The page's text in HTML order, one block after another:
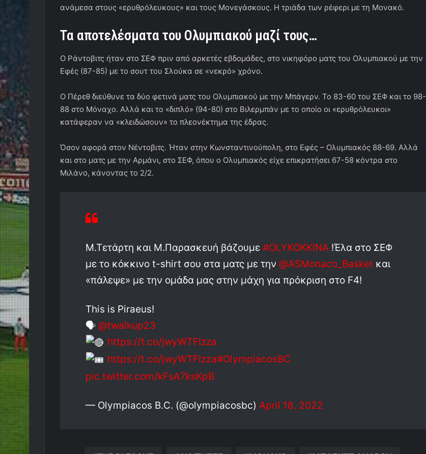
ανάμεσα στους «ερυθρόλευκους» και τους Μονεγάσκους. Η τριάδα των ρέφερι με τη Μονακό.
Τα αποτελέσματα του Ολυμπιακού μαζί τους…
Ο Ράντοβιτς ήταν στο ΣΕΦ πριν από αρκετές εβδομάδες, στο νικηφόρο ματς του Ολυμπιακού με την
Εφές (87-85) με το σουτ του Σλούκα σε «νεκρό» χρόνο.
Ο Πέρεθ διεύθυνε τα δύο φετινά ματς του Ολυμπιακού με την Μπάγερν. Το 83-60 του ΣΕΦ και το 98-
88 στο Μόναχο. Αλλά και το «διπλό» (94-80) στο Βιλερμπάν με το οποίο οι «ερυθρόλευκοι»
κατάφεραν να «κλειδώσουν» το πλεονέκτημα της έδρας.
Όσον αφορά στον Νέντοβιτς. Ήταν στην Κωνσταντινούπολη, στο Εφές – Ολυμπιακός 88-69. Αλλά
και στο ματς με την Αρμάνι, στο ΣΕΦ, όπου ο Ολυμπιακός είχε επικρατήσει 67-58 κόντρα στο
Μιλάνο, κάνοντας το 2/2.
Μ.Τετάρτη και Μ.Παρασκευή βάζουμε #OLYKOKKINA !Έλα στο ΣΕΦ
με το κόκκινο t-shirt σου στα ματς με την @ASMonaco_Basket και
«πάλεψε» με την ομάδα μας στην μάχη για πρόκριση στο F4!
This is Piraeus!
🗣 @twalkup23
https://t.co/jwyWTFIzza
https://t.co/jwyWTFIzza#OlympiacosBC
pic.twitter.com/kFsA7ksKpB
— Olympiacos B.C. (@olympiacosbc) April 18, 2022